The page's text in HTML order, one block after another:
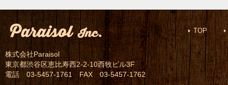
TOP
株式会社Paraisol
東京都渋谷区恵比寿西2-2-10西牧ビル3F
電話 03-5457-1761 FAX 03-5457-1762